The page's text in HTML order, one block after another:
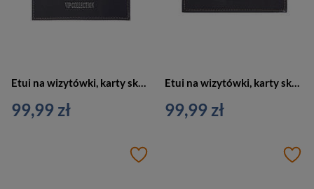
99,99 zł 99,99 zł